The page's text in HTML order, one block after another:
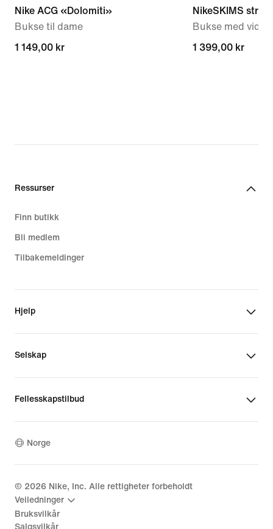
Nike ACG «Dolomiti»
Bukse til dame
1 149,00 kr
1 149,00 kr
NikeSKIMS
Bukse med vide
1 399,00 kr
1 399,00 kr
Ressurser
Finn butikk
Bli medlem
Tilbakemeldinger
Hjelp
Selskap
Fellesskapstilbud
Norge
© 2026 Nike, Inc. Alle rettigheter forbeholdt
Veiledninger
Bruksvilkår
Salgsvilkår